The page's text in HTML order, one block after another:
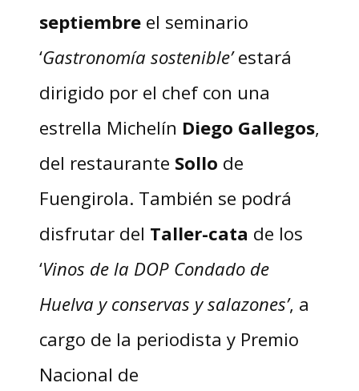
septiembreel seminario
‘Gastronomía sostenible’estará
dirigido por el chef con una
estrella Michelín Diego Gallegos,
del restaurante Sollo de
Fuengirola. También se podrá
disfrutar del Taller-cata de los
‘Vinos de la DOP Condado de
Huelva y conservas y salazones’, a
cargo de la periodista y Premio
Nacional de